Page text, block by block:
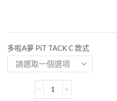
多啦A夢 PiT TACK C 款式